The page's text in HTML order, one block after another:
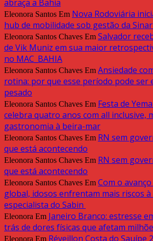
abraça a Bahia
Eleonora Santos Em Nova Rodoviária
hub de mobilidade sob gestão da
Eleonora Santos Chaves Em Salvador
de Vik Muniz em sua maior
no MAC_BAHIA
Eleonora Santos Chaves Em Ansiedade
rotina: por que esse período pode ser
pesado
Eleonora Santos Chaves Em Festa de
celebra quatro anos com all inclusive,
gastronomia à beira-mar
Eleonora Santos Chaves Em RN sem
que está acontecendo
Eleonora Santos Chaves Em RN sem
que está acontecendo
Eleonora Santos Chaves Em Com o
global, idosos enfrentam mais riscos
especialista do Sabin
Eleonora Em Janeiro Branco: estresse
trás de dores físicas que afetam
Eleonora Em Réveillon Costa do Sauípe